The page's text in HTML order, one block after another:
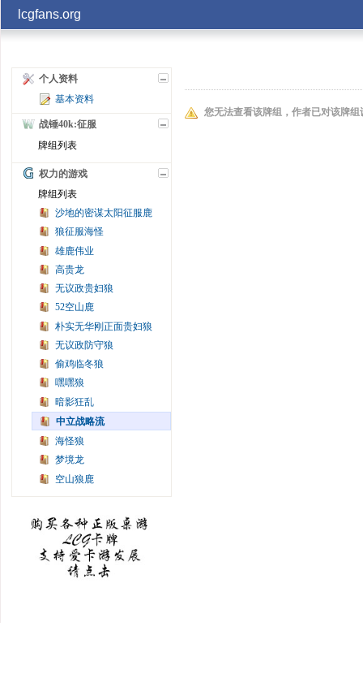
lcgfans.org
记住我
个人资料
基本资料
战锤40k:征服
牌组列表
权力的游戏
牌组列表
沙地的密谋太阳征服鹿
狼征服海怪
雄鹿伟业
高贵龙
无议政贵妇狼
52空山鹿
朴实无华刚正面贵妇狼
无议政防守狼
偷鸡临冬狼
嘿嘿狼
暗影狂乱
中立战略流
海怪狼
梦境龙
空山狼鹿
您无法查看该牌组，作者已对该牌组